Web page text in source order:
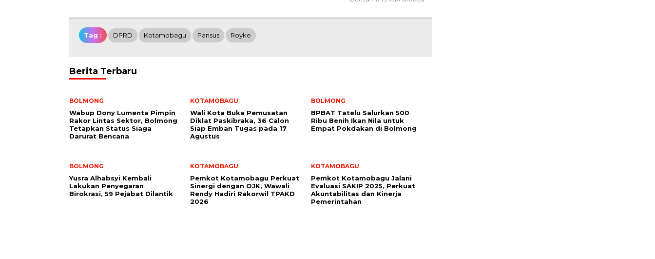
Tag : DPRD Kotamobagu Pansus Royke
Berita Terbaru
BOLMONG
Wabup Dony Lumenta Pimpin
Rakor Lintas Sektor, Bolmong
Tetapkan Status Siaga
Darurat Bencana
KOTAMOBAGU
Wali Kota Buka Pemusatan
Diklat Paskibraka, 36 Calon
Siap Emban Tugas pada 17
Agustus
BOLMONG
BPBAT Tatelu Salurkan 500
Ribu Benih Ikan Nila untuk
Empat Pokdakan di Bolmong
BOLMONG
Yusra Alhabsyi Kembali
Lakukan Penyegaran
Birokrasi, 59 Pejabat Dilantik
KOTAMOBAGU
Pemkot Kotamobagu Perkuat
Sinergi dengan OJK, Wawali
Rendy Hadiri Rakorwil TPAKD
2026
KOTAMOBAGU
Pemkot Kotamobagu Jalani
Evaluasi SAKIP 2025, Perkuat
Akuntabilitas dan Kinerja
Pemerintahan